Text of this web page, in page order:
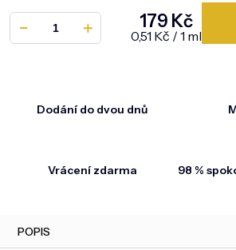
179 Kč
Měrná cena:
0,51 Kč / 1 ml
Dodání do dvou dnů
Vrácení zdarma 98 %
POPIS